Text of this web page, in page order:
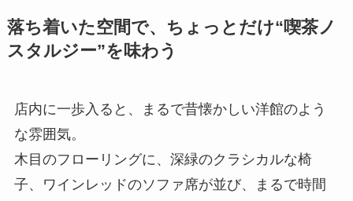
落ち着いた空間で、ちょっとだけ“喫茶ノ
スタルジー”を味わう
店内に一歩入ると、まるで昔懐かしい洋館のよう
な雰囲気。
木目のフローリングに、深緑のクラシカルな椅
子、ワインレッドのソファ席が並び、まるで時間